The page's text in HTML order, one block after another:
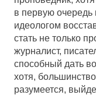
в первую очередь
идеологом
стать не только
журналист,
способный дать
хотя,
разумеется,